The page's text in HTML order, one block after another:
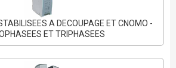
A DECOUPAGE ET CNOMO -
ET TRIPHASEES